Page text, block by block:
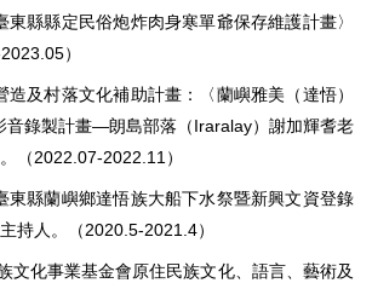
縣縣定民俗炮炸肉身寒單爺保存維護計畫〉
）
及村落文化補助計畫：〈蘭嶼雅美（達悟）
音錄製計畫—朗島部落（Iraralay）謝加輝耆老
（2022.07-2022.11）
東縣蘭嶼鄉達悟族大船下水祭暨新興文資登錄
持人。（2020.5-2021.4）
文化事業基金會原住民族文化、語言、藝術及